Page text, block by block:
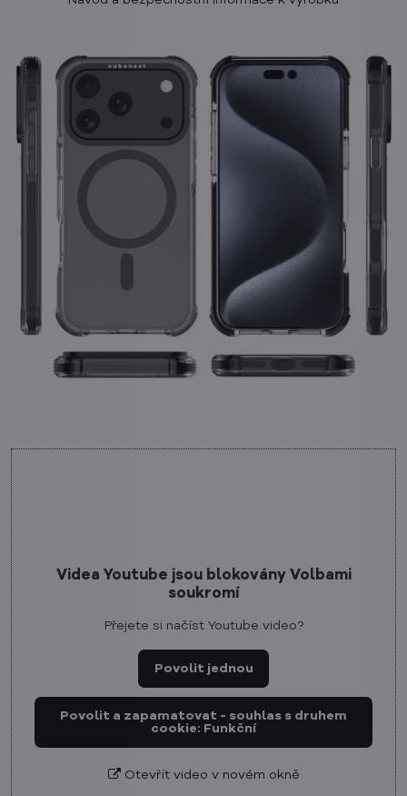
Videa Youtube jsou blokovány Volbami
soukromí
Přejete si načíst Youtube video?
Povolit jednou
Povolit a zapamatovat - souhlas s druhem
cookie: Funkční
Otevřít video v novém okně